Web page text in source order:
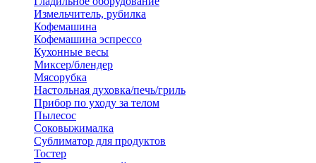
Измельчитель, рубилка
Кофемашина
Кофемашина эспрессо
Кухонные весы
Миксер/блендер
Мясорубка
Настольная духовка/печь/гриль
Прибор по уходу за телом
Пылесос
Соковыжималка
Сублиматор для продуктов
Тостер